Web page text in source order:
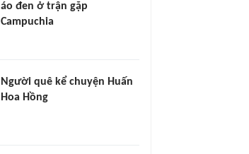
áo đen ở trận gặp
Campuchia
Người quê kể chuyện Huấn
Hoa Hồng